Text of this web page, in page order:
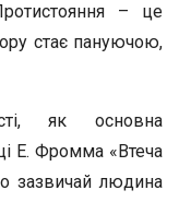
– це
стає пануючою,
як основна
Е. Фромма «Втеча
зазвичай людина